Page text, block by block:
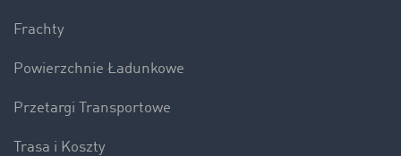
Frachty
Powierzchnie Ładunkowe
Przetargi Transportowe
Trasa i Koszty